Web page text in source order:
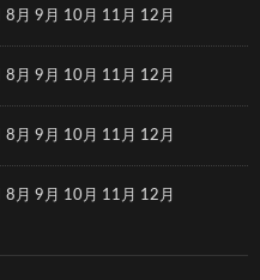
8月 9月 10月 11月 12月
8月 9月 10月 11月 12月
8月 9月 10月 11月 12月
8月 9月 10月 11月 12月